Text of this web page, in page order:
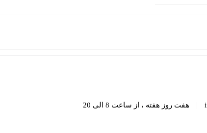
| هفت روز هفته ، از ساعت 8 الی 20